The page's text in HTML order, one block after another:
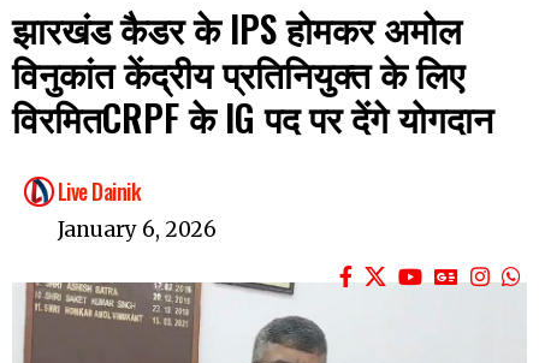
झारखंड कैडर के IPS होमकर अमोल
विनुकांत केंद्रीय प्रतिनियुक्त के लिए
विरमितCRPF के IG पद पर देंगे योगदान
Live Dainik
January 6, 2026